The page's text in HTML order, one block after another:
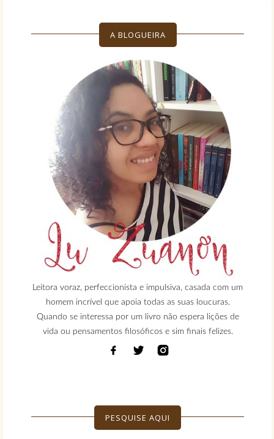
A BLOGUEIRA
Leitora voraz, perfeccionista e impulsiva, casada com um
homem incrível que apoia todas as suas loucuras.
Quando se interessa por um livro não espera lições de
vida ou pensamentos filosóficos e sim finais felizes.
PESQUISE AQUI